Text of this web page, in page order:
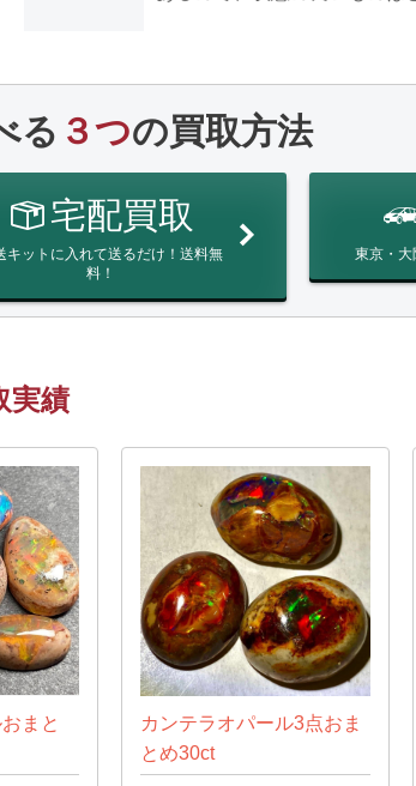
る ３つの買取方法
宅配買取
キットに入れて送るだけ！送料無
料！
東京・大
実績
まと
カンテラオパール3点おま
とめ30ct